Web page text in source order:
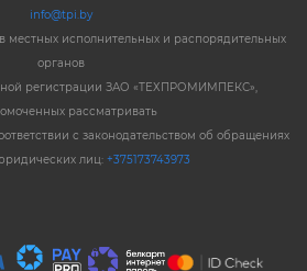
info@tpi.by
местных исполнительных и распорядительных
органов
регистрации ЗАО «ТЕХПРОМИМПЕКС»,
рассматривать
с законодательством об обращениях
лиц: +375173743973